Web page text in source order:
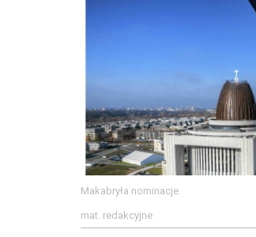
Makabryła nominacje
mat. redakcyjne